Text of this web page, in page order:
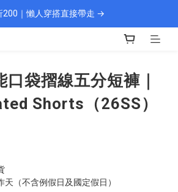
員填資料送 $100 購物金
200｜懶人穿搭直接帶走 →
袋摺線五分短褲｜
Shorts（26SS）
（不含例假日及國定假日）